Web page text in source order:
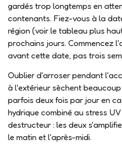
gardés trop longtemps en
contenants. Fiez-vous à la
région(voir le tableau plus
prochains jours. Commencez
avant cette date, pas trois
Oublier d'arroser pendant
à l'extérieur sèchent
parfois deux fois par jour en
hydrique combiné au stress
destructeur : les deux
le matin et l'après-midi.